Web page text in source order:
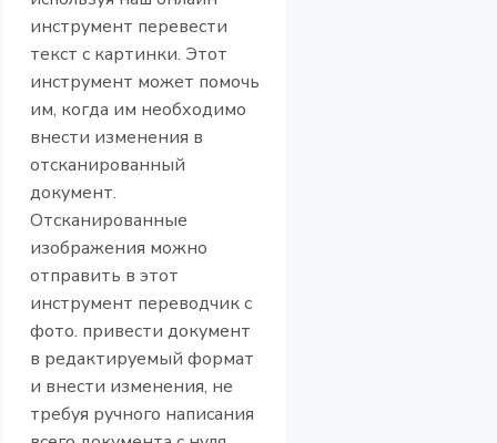
инструмент перевести
текст с картинки. Этот
инструмент может помочь
им, когда им необходимо
внести изменения в
отсканированный
документ.
Отсканированные
изображения можно
отправить в этот
инструмент переводчик с
фото. привести документ
в редактируемый формат
и внести изменения, не
требуя ручного написания